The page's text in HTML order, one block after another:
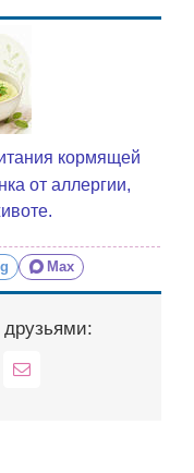
кормящей
от аллергии,
Max
друзьями:
Email